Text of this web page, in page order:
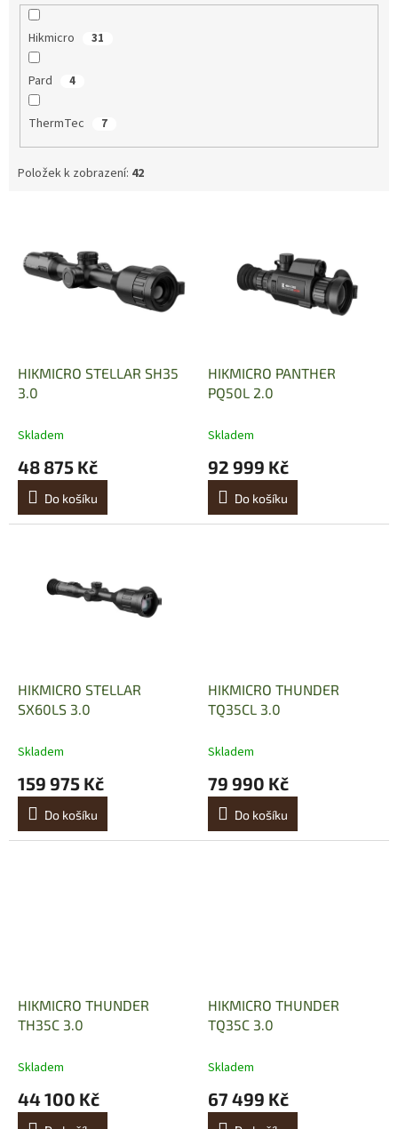
Hikmicro 31
Pard 4
ThermTec 7
Položek k zobrazení: 42
HIKMICRO STELLAR SH35
3.0
Skladem
48 875 Kč
Do košíku
HIKMICRO PANTHER
PQ50L 2.0
Skladem
92 999 Kč
Do košíku
HIKMICRO STELLAR
SX60LS 3.0
Skladem
159 975 Kč
Do košíku
HIKMICRO THUNDER
TQ35CL 3.0
Skladem
79 990 Kč
Do košíku
HIKMICRO THUNDER
TH35C 3.0
Skladem
44 100 Kč
HIKMICRO THUNDER
TQ35C 3.0
Skladem
67 499 Kč